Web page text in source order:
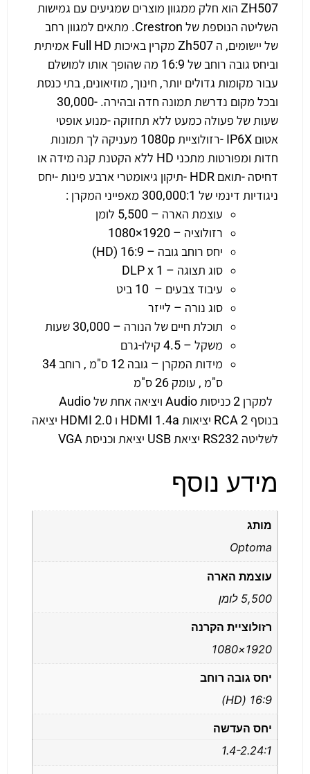
ZH507 הוא חלק ממגוון מוצרים שמגיעים עם גמישות
השליטה הנוספת של Crestron. מתאים למגוון רחב
של יישומים, ה Zh507 מקרין באיכות Full HD אמיתית
וביחס גובה רוחב של 16:9 מה שהופך אותו למושלם
עבור מקומות גדולים יותר, חינוך, מוזיאונים, בתי כנסת
ובכל מקום נדרשת תמונה חדה ובהירה. -30,000
שעות של פעולה כמעט ללא תחזוקה -מנוע אופטי
אטום IP6X -רזולוציית 1080p מעניקה לך תמונות
חדות ומפורטות מתכני HD ללא הקטנת קנה מידה או
דחיסה -תואם HDR -תיקון גיאומטרי ארבע פינות -יחס
ניגודיות דינמי של 300,000:1 מאפייני המקרן :
עוצמת הארה – 5,500 לומן
רזולוציה – 1920×1080
יחס רוחב גובה – 16:9 (HD)
סוג תצוגה – DLP x 1
עיבוד צבעים – 10 ביט
סוג נורה – לייזר
תוכלת חיים של הנורה – 30,000 שעות
משקל – 4.5 קילו-גרם
מידות המקרן – גובה 12 ס"מ , רוחב 34
ס"מ , עומק 26 ס"מ
למקרן 2 כניסות Audio ויציאה אחת של Audio
בנוסף RCA 2 יציאות HDMI 1.4a ו HDMI 2.0 יציאה
לשליטה RS232 יציאת USB יציאת וכניסת VGA
מידע נוסף
מותג
Optoma
עוצמת הארה
5,500 לומן
רזולוציית הקרנה
1920×1080
יחס גובה רוחב
16:9 (HD)
יחס העדשה
1.4-2.24:1